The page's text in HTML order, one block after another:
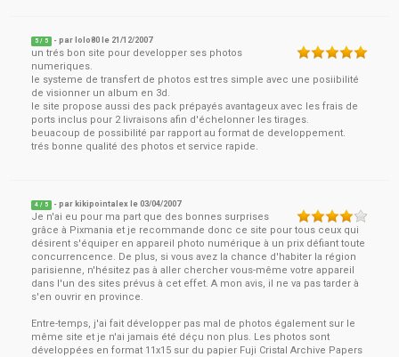
5 / 5 - par lolo80 le 21/12/2007
un trés bon site pour developper ses photos
numeriques.
le systeme de transfert de photos est tres simple avec une posiibilité
de visionner un album en 3d.
le site propose aussi des pack prépayés avantageux avec les frais de
ports inclus pour 2 livraisons afin d'échelonner les tirages.
beuacoup de possibilité par rapport au format de developpement.
trés bonne qualité des photos et service rapide.
4 / 5 - par kikipointalex le03/04/2007
Je n'ai eu pour ma part que des bonnes surprises
grâce à Pixmania et je recommande donc ce site pour tous ceux qui
désirent s'équiper en appareil photo numérique à un prix défiant toute
concurrencence. De plus, si vous avez la chance d'habiter la région
parisienne, n'hésitez pas à aller chercher vous-même votre appareil
dans l'un des sites prévus à cet effet. A mon avis, il ne va pas tarder à
s'en ouvrir en province.
Entre-temps, j'ai fait développer pas mal de photos également sur le
même site et je n'ai jamais été déçu non plus. Les photos sont
développées en format 11x15 sur du papier Fuji Cristal Archive Papers